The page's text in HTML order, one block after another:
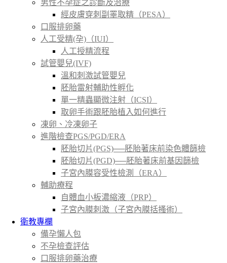
男性不孕症之診斷及治療
經皮膚穿刺副睪取精（PESA）
口服排卵藥
人工受精(孕)（IUI）
人工授精流程
試管嬰兒(IVF)
溫和刺激試管嬰兒
胚胎雷射輔助性孵化
單一精蟲顯微注射（ICSI）
取卵手術跟胚胎植入如何進行
凍卵、冷凍卵子
進階檢查PGS/PGD/ERA
胚胎切片(PGS)──胚胎著床前染色體篩檢
胚胎切片(PGD)──胚胎著床前基因篩檢
子宮內膜容受性檢測（ERA）
輔助療程
自體血小板濃縮液（PRP）
子宮內膜刺激（子宮內膜括搔術）
衛教專欄
備孕懶人包
不孕檢查評估
口服排卵藥治療